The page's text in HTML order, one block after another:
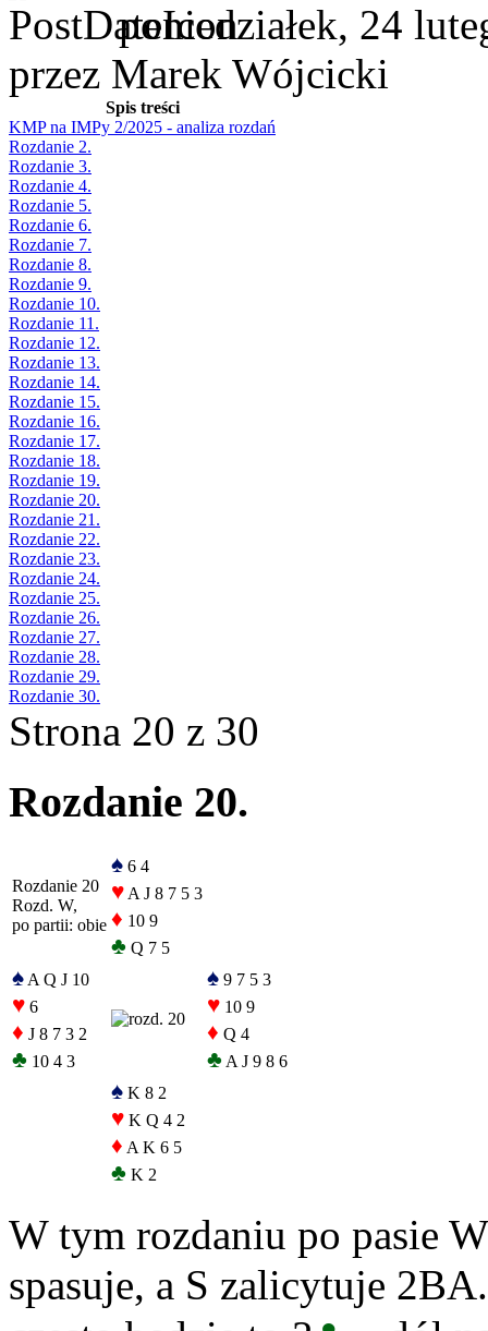
poniedziałek, 24
przez Marek Wójcicki
Spis treści
KMP na IMPy 2/2025 - analiza rozdań
Rozdanie 2.
Rozdanie 3.
Rozdanie 4.
Rozdanie 5.
Rozdanie 6.
Rozdanie 7.
Rozdanie 8.
Rozdanie 9.
Rozdanie 10.
Rozdanie 11.
Rozdanie 12.
Rozdanie 13.
Rozdanie 14.
Rozdanie 15.
Rozdanie 16.
Rozdanie 17.
Rozdanie 18.
Rozdanie 19.
Rozdanie 20.
Rozdanie 21.
Rozdanie 22.
Rozdanie 23.
Rozdanie 24.
Rozdanie 25.
Rozdanie 26.
Rozdanie 27.
Rozdanie 28.
Rozdanie 29.
Rozdanie 30.
Strona 20 z 30
Rozdanie 20.
Rozdanie 20
Rozd. W,
po partii: obie
♠ 6 4
♥ A J 8 7 5 3
♦ 10 9
♣ Q 7 5
♠ A Q J 10
♥ 6
♦ J 8 7 3 2
♣ 10 4 3
♠ 9 7 5 3
♥ 10 9
♦ Q 4
♣ A J 9 8 6
♠ K 8 2
♥ K Q 4 2
♦ A K 6 5
♣ K 2
W tym rozdaniu po pasie
spasuje, a S zalicytuje